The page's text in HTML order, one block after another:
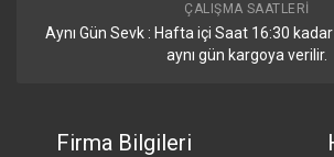
ÇALIŞMA SAATLERI
Aynı Gün Sevk : Hafta içi Saat 16:30
aynı gün kargoya verilir.
Firma Bilgileri